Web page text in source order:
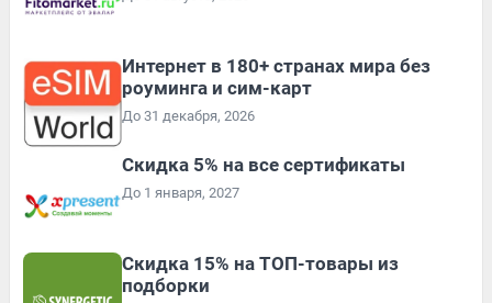
Интернет в 180+ странах мира без
роуминга и сим-карт
До 31 декабря, 2026
Скидка 5% на все сертификаты
До 1 января, 2027
Скидка 15% на ТОП-товары из
подборки